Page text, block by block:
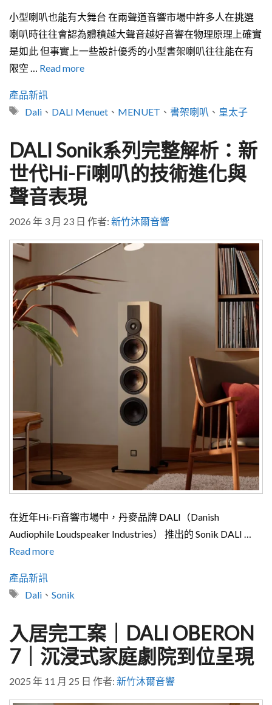
小型喇叭也能有大舞台 在兩聲道音響市場中許多人在挑選
喇叭時往往會認為體積越大聲音越好音響在物理原理上確實
是如此 但事實上一些設計優秀的小型書架喇叭往往能在有
限空 … Read more
分
類
產品新訊
標
Dali、 DALI Menuet、 MENUET 、 書架喇叭 、 皇太子
DALI Sonik系列完整解析：新
世代Hi-Fi喇叭的技術進化與
聲音表現
2026 年 3 月 23 日 作者: 新竹沐爾音響
在近年Hi-Fi音響市場中，丹麥品牌 DALI（Danish
Audiophile Loudspeaker Industries） 推出的 Sonik DALI …
Read more
分
類
產品新訊
標
Dali、 Sonik
入居完工案｜DALI OBERON
7｜沉浸式家庭劇院到位呈現
2025 年 11 月 25 日 作者: 新竹沐爾音響